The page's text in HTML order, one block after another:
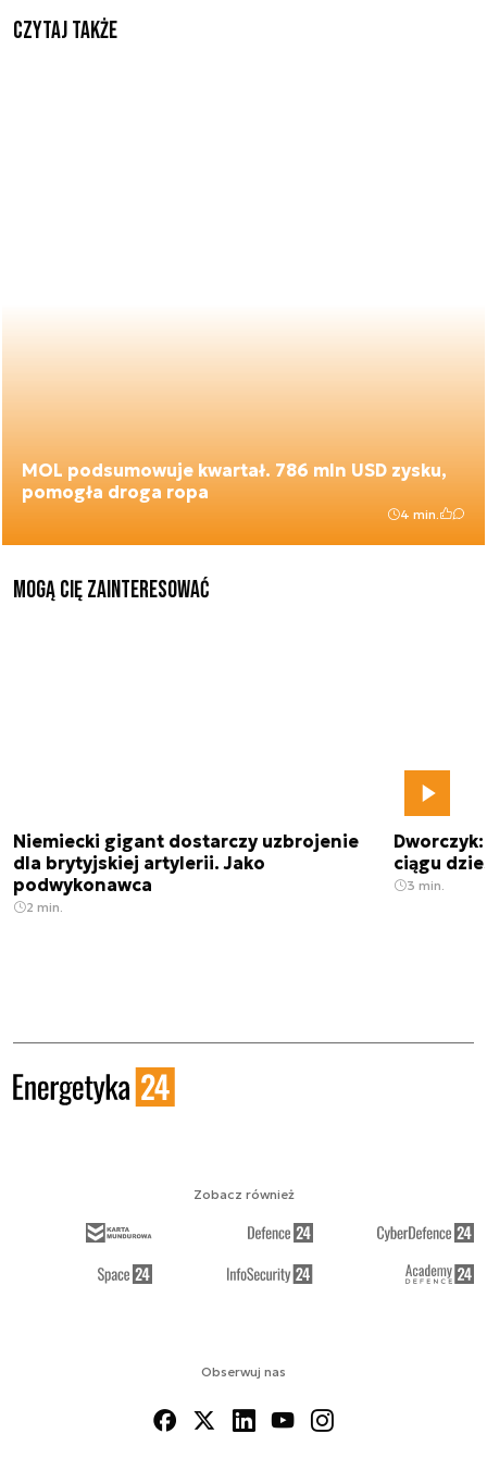
Czytaj także
MOL podsumowuje kwartał. 786 mln USD zysku,
pomogła droga ropa
4 min.
Mogą Cię zainteresować
Niemiecki gigant dostarczy uzbrojenie
dla brytyjskiej artylerii. Jako
podwykonawca
2 min.
ciągu
3 min.
Obserwuj nas
Zobacz również